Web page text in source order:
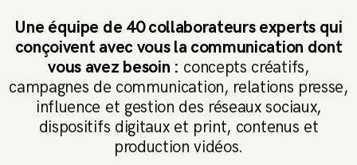
Une équipe de 40 collaborateurs experts qui
conçoivent avec vous la communication dont
vous avez besoin : concepts créatifs,
campagnes de communication, relations presse,
influence et gestion des réseaux sociaux,
dispositifs digitaux et print, contenus et
production vidéos.